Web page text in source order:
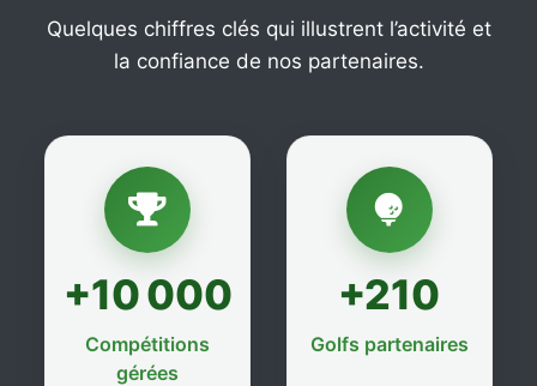
Quelques chiffres clés qui illustrent l’activité et
la confiance de nos partenaires.
+10 000
Compétitions
gérées
+210
Golfs partenaires